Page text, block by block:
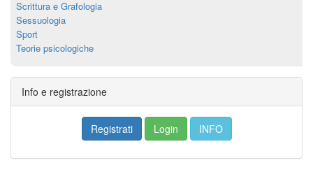
Scrittura e Grafologia
Sessuologia
Sport
Teorie psicologiche
Info e registrazione
Registrati Login INFO